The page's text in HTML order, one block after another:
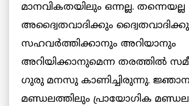
മാനവികതയിലും ഒന്നല്ല. തന്നെയല്ല
അദ്വൈതവാദിക്കും
സഹവര്‍ത്തിക്കാനും അറിയാനും
അറിയിക്കാനുമെന്ന തരത്തില്‍
ഗുരു മനസു കാണിച്ചിരുന്നു. ജ്ഞാന
മണ്ഡലത്തിലും പ്രായോഗിക